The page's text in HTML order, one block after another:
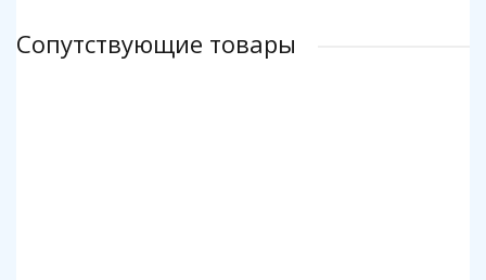
Сопутствующие товары